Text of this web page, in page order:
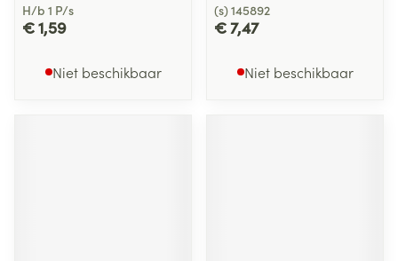
H/b 1 P/s
€ 1,59
Niet beschikbaar
(s) 145892
€ 7,47
Niet beschikbaar